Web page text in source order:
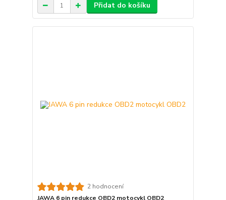
Přidat do košíku
2 hodnocení
JAWA 6 pin redukce OBD2 motocykl OBD2